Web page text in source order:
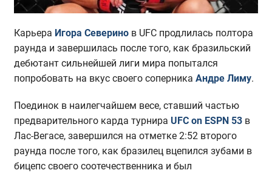
Карьера Игора Северинов UFC продлилась полтора
раунда и завершилась после того, как бразильский
дебютант сильнейшей лиги мира попытался
попробовать на вкус своего соперника Андре Лиму.
Поединок в наилегчайшем весе, ставший частью
предварительного карда турнира UFC on ESPN 53в
Лас-Вегасе, завершился на отметке 2:52 второго
раунда после того, как бразилец вцепился зубами в
бицепс своего соотечественника и был